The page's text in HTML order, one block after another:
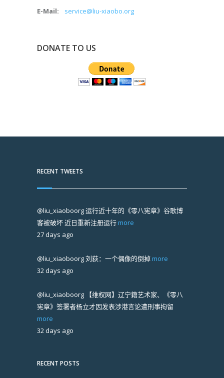
E-Mail: service@liu-xiaobo.org
DONATE TO US
RECENT TWEETS
@liu_xiaoboorg运行近十年的《零八宪章》谷歌博
客被破坏 近日重新注册运行 more
27 days ago
@liu_xiaoboorg刘荻：一个偶像的倒掉 more
32 days ago
@liu_xiaoboorg 【维权网】辽宁籍艺术家、《零八
宪章》签署者杨立才因发表涉港言论遭刑事拘留
more
32 days ago
RECENT POSTS